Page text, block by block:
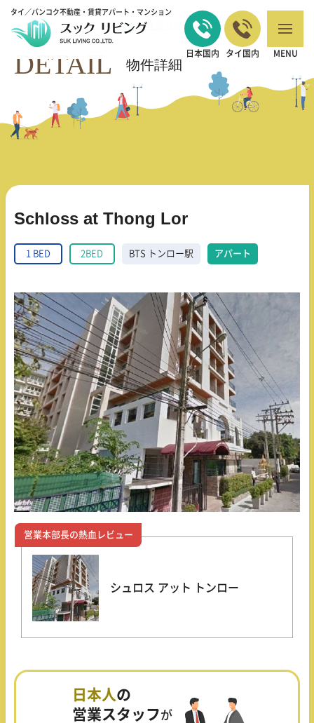
タイ／バンコク不動産・賃貸アパート・マンション
日本国内 タイ国内 MENU
バンコクの不動産・賃貸 TOP > 1 BED> Schloss at Thong Lor
DETAIL 物件詳細
Schloss at Thong Lor
1 BED 2BED BTS トンロー駅 アパート
営業本部長の熱血レビュー
シュロス アット トンロー
日本人 の
営業スタッフが